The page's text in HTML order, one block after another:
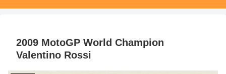
2009 MotoGP World Champion
Valentino Rossi